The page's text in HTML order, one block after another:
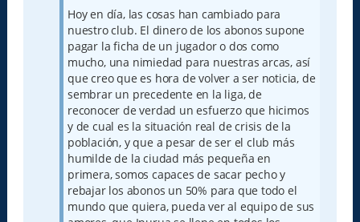
Hoy en día, las cosas han cambiado para
nuestro club. El dinero de los abonos supone
pagar la ficha de un jugador o dos como
mucho, una nimiedad para nuestras arcas, así
que creo que es hora de volver a ser noticia, de
sembrar un precedente en la liga, de
reconocer de verdad un esfuerzo que hicimos
y de cual es la situación real de crisis de la
población, y que a pesar de ser el club más
humilde de la ciudad más pequeña en
primera, somos capaces de sacar pecho y
rebajar los abonos un 50% para que todo el
mundo que quiera, pueda ver al equipo de sus